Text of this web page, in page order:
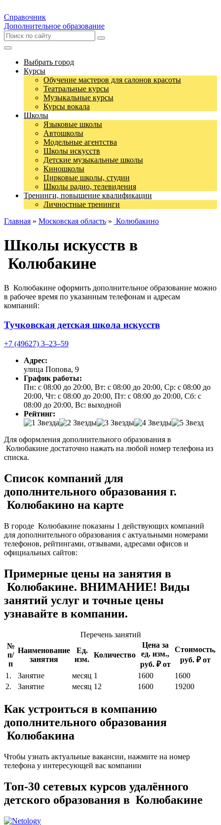
Справочник
Дополнительное образование
Выбрать город
Курсы
Обучение мастеров для салонов красоты
Театральные курсы
Музыкальные курсы
Курсы вокала
Школы
Языковые школы
Автошколы
Модельные агентства
Школы искусств
Детские музыкальные школы
Киношколы
Цирковые школы, студии
Школы радио, телевидения
Тренинги, повышение квалификации
Личностные тренинги
Главная » Московская область » Колюбакино
Школы искусств в
Колюбакине
В Колюбакине оформить дополнительное образование можно
в рабочее время по указанным телефонам и адресам
компаний:
Тучковская детская школа искусств
+7 (49627) 3‒23‒59
Адрес:
улица Попова, 9
График работы:
Пн: с 08:00 до 20:00, Вт: с 08:00 до 20:00, Ср: с 08:00 до
20:00, Чт: с 08:00 до 20:00, Пт: с 08:00 до 20:00, Сб: с
08:00 до 20:00, Вс: выходной
Рейтинг:
Для оформления дополнительного образования в
Колюбакине достаточно нажать на любой номер телефона из
списка.
Список компаний для
дополнительного образования г.
Колюбакино на карте
В городе Колюбакине показаны 1 действующих компаний
для дополнительного образования с актуальными номерами
телефонов, рейтингами, отзывами, адресами офисов и
официальных сайтов:
Примерные цены на занятия в
Колюбакине. ВНИМАНИЕ! Виды
занятий услуг и точные цены
узнавайте в компании.
Перечень занятий
№
п/
п
Наименование
занятия
Ед.
изм.
Количество
Цена за
ед. изм.,
руб. ₽ от
Стоимость,
руб. ₽ от
1.
Занятие месяц 1 1600
1600
2.
Занятие месяц 12 1600 19200
Как устроиться в компанию
дополнительного образования
Колюбакина
Чтобы узнать актуальные вакансии, нажмите на номер
телефона у интересующей вас компании
Топ-30 сетевых курсов удалённого
детского образования в Колюбакине